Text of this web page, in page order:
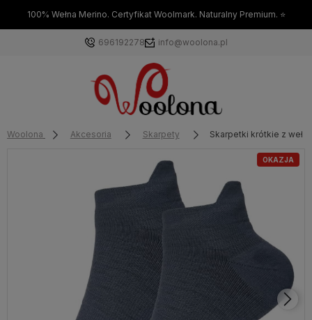
100% Wełna Merino. Certyfikat Woolmark. Naturalny Premium. ⭐
696192278 info@woolona.pl
Woolona Akcesoria Skarpety Skarpetki krótkie z
OKAZJA